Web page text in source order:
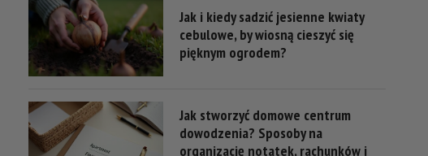
Jak i kiedy sadzić jesienne kwiaty
cebulowe, by wiosną cieszyć się
pięknym ogrodem?
Jak stworzyć domowe centrum
dowodzenia? Sposoby na
organizację notatek, rachunków i